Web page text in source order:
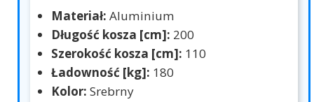
Materiał: Aluminium
Długość kosza [cm]: 200
Szerokość kosza [cm]: 110
Ładowność [kg]: 180
Kolor: Srebrny